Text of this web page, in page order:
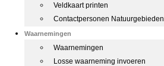
Veldkaart printen
Contactpersonen Natuurgebieden
Waarnemingen
Waarnemingen
Losse waarneming invoeren